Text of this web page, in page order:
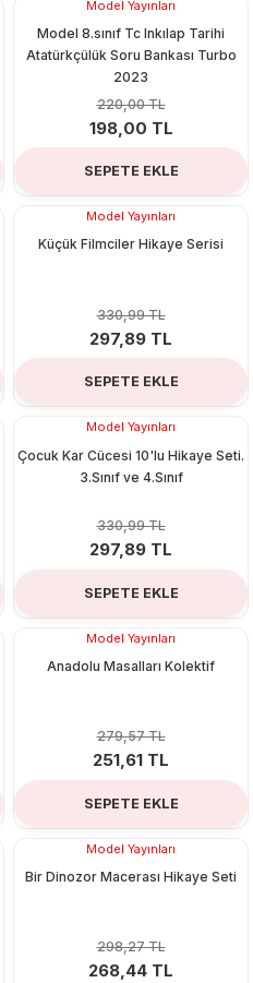
Model Yayınları
Model 8.sınıf Tc Inkılap Tarihi
Atatürkçülük Soru Bankası Turbo
2023
220,00 TL
198,00 TL
SEPETE EKLE
Model Yayınları
Küçük Filmciler Hikaye Serisi
330,99 TL
297,89 TL
SEPETE EKLE
Model Yayınları
Çocuk Kar Cücesi 10'lu Hikaye Seti.
3.Sınıf ve 4.Sınıf
330,99 TL
297,89 TL
SEPETE EKLE
Model Yayınları
Anadolu Masalları Kolektif
279,57 TL
251,61 TL
SEPETE EKLE
Model Yayınları
Bir Dinozor Macerası Hikaye Seti
298,27 TL
268,44 TL